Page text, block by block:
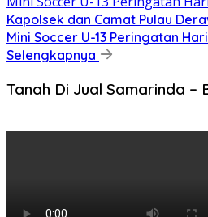
Kapolsek dan Camat Pulau
Mini Soccer U-13 Peringatan
Selengkapnya
Tanah Di Jual Samarinda –